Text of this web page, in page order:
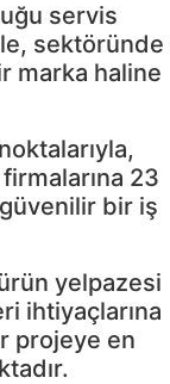
servis
sektöründe
marka haline
23
bir iş
yelpazesi
ihtiyaçlarına
projeye en